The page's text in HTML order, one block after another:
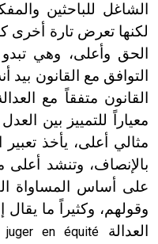
الشاغل للباحثين
لكنها تعرض تارة أخرى
الحق وأعلى، وهي
التوافق مع القانون
القانون متفقاً مع
معياراً للتمييز بين
مثالي أعلى، يأخذ تعبير
بالإنصاف، وتنشد
على أساس المساواة
وقولهم، وكثيراً ما
العدالة juger en équité